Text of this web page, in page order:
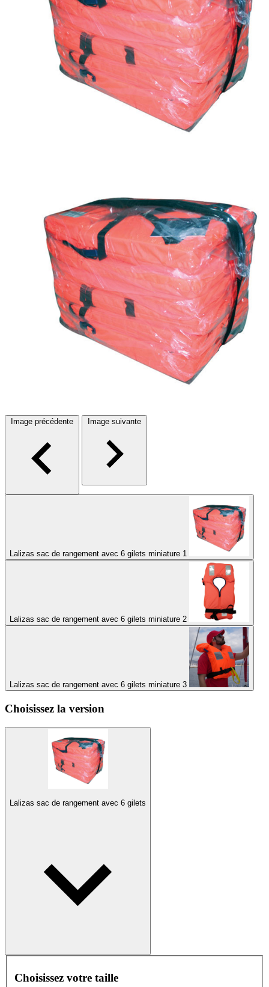
Image précédente Image suivante
Lalizas sac de rangement avec 6 gilets miniature 1
Lalizas sac de rangement avec 6 gilets miniature 2
Lalizas sac de rangement avec 6 gilets miniature 3
Choisissez la version
Lalizas sac de rangement avec 6 gilets
Choisissez votre taille